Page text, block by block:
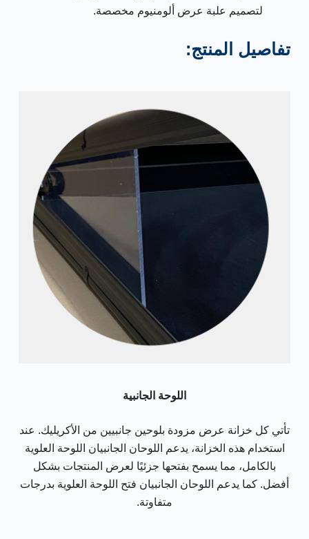
لتصميم علبة عرض ألومنيوم مخصصة.
تفاصيل المنتج:
اللوحة الجانبية
تأتي كل خزانة عرض مزودة بلوحين جانبيين من الأكريليك. عند
استخدام هذه الخزانة، يدعم اللوحان الجانبيان اللوحة العلوية
بالكامل، مما يسمح بفتحها جزئيًا لعرض المنتجات بشكل
أفضل. كما يدعم اللوحان الجانبيان فتح اللوحة العلوية بدرجات
متفاوتة.